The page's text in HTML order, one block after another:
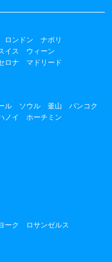
ロンドン
ナポリ
イス
ウィーン
ロナ
マドリード
ル ソウル 釜山
バンコク
ノイ
ホーチミン
ーク
ロサンゼルス